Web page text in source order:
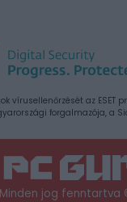
vírusellenőrzését az ESET
forgalmazója, a
Minden jog fenntartva